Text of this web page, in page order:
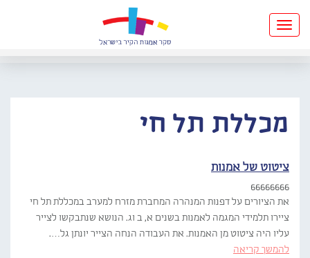
Toggle
navigation
מכללת תל חי
ציטוט של אמנות
66666666
את הציורים על דפנות המנהרה המחברת מזרח למערב במכללת תל חי
ציירו תלמידי המגמה לאמנות בשנים א, ב וג. הנושא שנתבקשו לצייר
עליו היה ציטוט מן האמנות. את העבודה הנחה הצייר יונתן גל….
להמשך קריאה